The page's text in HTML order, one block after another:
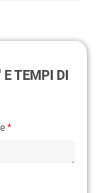
TEMPI DI
*